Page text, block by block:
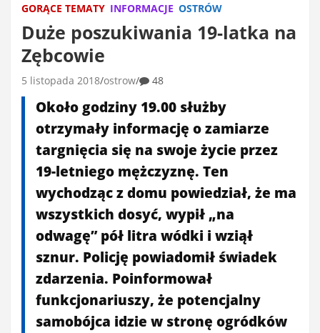
GORĄCE TEMATY INFORMACJE OSTRÓW
Duże poszukiwania 19-latka na
Zębcowie
5 listopada 2018 ostrow 48
Około godziny 19.00 służby
otrzymały informację o zamiarze
targnięcia się na swoje życie przez
19-letniego mężczyznę. Ten
wychodząc z domu powiedział, że ma
wszystkich dosyć, wypił „na
odwagę” pół litra wódki i wziął
sznur. Policję powiadomił świadek
zdarzenia. Poinformował
funkcjonariuszy, że potencjalny
samobójca idzie w stronę ogródków